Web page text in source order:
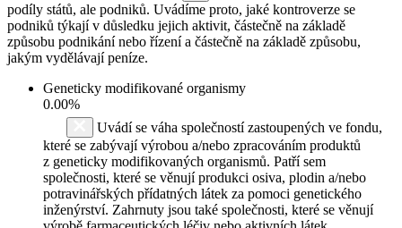
podíly států, ale podniků. Uvádíme proto, jaké kontroverze se
podniků týkají v důsledku jejich aktivit, částečně na základě
způsobu podnikání nebo řízení a částečně na základě způsobu,
jakým vydělávají peníze.
Geneticky modifikované organismy
0.00%
Uvádí se váha společností zastoupených ve fondu,
které se zabývají výrobou a/nebo zpracováním produktů
z geneticky modifikovaných organismů. Patří sem
společnosti, které se věnují produkci osiva, plodin a/nebo
potravinářských přídatných látek za pomoci genetického
inženýrství. Zahrnuty jsou také společnosti, které se věnují